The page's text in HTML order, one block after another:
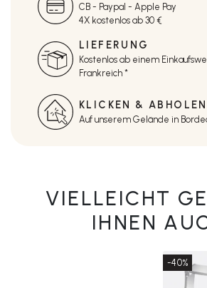
CB - Paypal - Apple Pay
4X kostenlos ab 30 €
LIEFERUNG
Kostenlos ab einem
Frankreich *
KLICKEN & ABHOLEN
Auf unserem Gelände in
VIELLEICHT
IHNEN
-40%